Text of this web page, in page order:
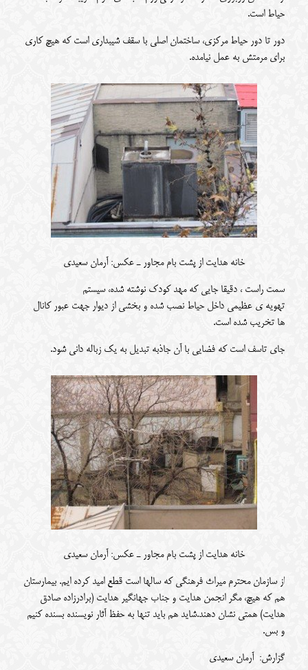
حیاط است.
دور تا دور حیاط مرکزی، ساختمان اصلی با سقف شیبداری است که هیچ کاری
برای مرمتش به عمل نیامده.
خانه هدایت از پشت بام مجاور ـ عکس: آرمان سعیدی
سمت راست ، دقیقا جایی که مهد کودک نوشته شده، سیستم
تهویه ی عظیمی داخل حیاط نصب شده و بخشی از دیوار جهت عبور کانال
ها تخریب شده است.
جای تاسف است که فضایی با آن جاذبه تبدیل به یک زباله دانی شود.
خانه هدایت از پشت بام مجاور ـ عکس: آرمان سعیدی
از سازمان محترم میراث فرهنگی که سالها است قطع امید کرده ایم. بیمارستان
هم که هیچ، مگر انجمن هدایت و جناب جهانگیر هدایت (برادرزاده صادق
هدایت) همتی نشان دهند.شاید هم باید تنها به حفظ آثار نویسنده بسنده کنیم
و بس.
گزارش: آرمان سعیدی